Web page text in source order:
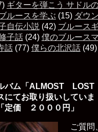
ギターを弾こう サドル
ルースを学ぶ (15) ダウ
自伝小説 (42) ブルース
子話(24) 僕のブルース
話(77) 僕らの北沢話(49)
バム「ALMOST LOST
にてお取り扱いしていま
０００円」
ご質問